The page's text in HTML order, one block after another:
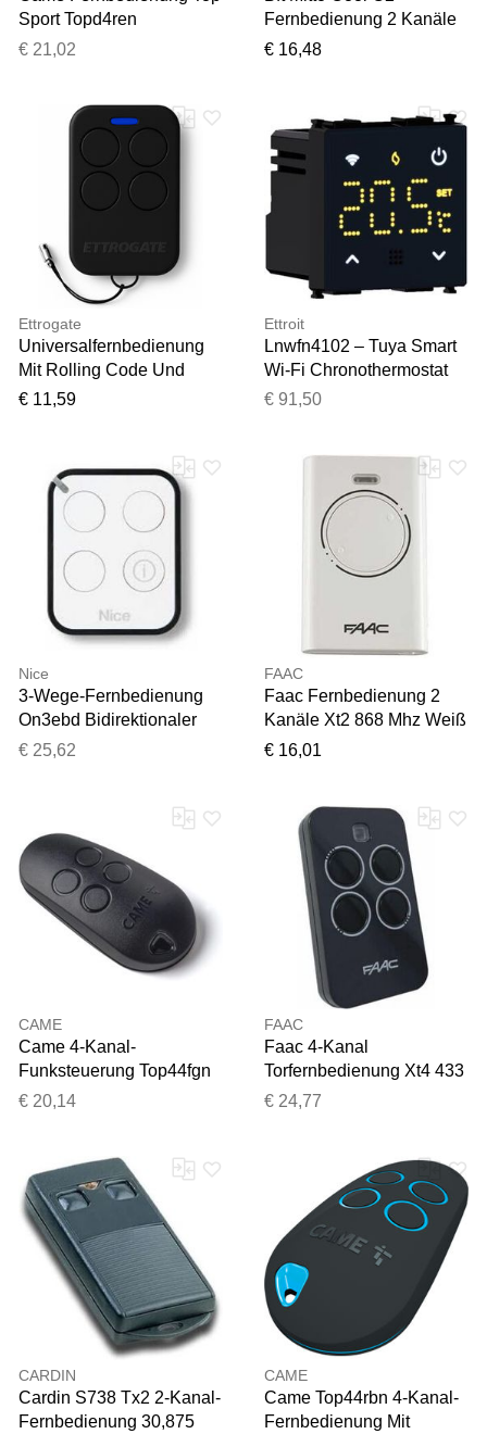
Sport Topd4ren
Doppelfrequenz 433/868
€ 21,02
Fernbedienung 2 Kanäle
Funksteuerung D112306
€ 16,48
Ettrogate
Universalfernbedienung
Mit Rolling Code Und
Festcode, Selbstlernend,
€ 11,59
Ettroit
Lnwfn4102 – Tuya Smart
Wi-Fi Chronothermostat
(Schwarz), Kompatibel Mit
€ 91,50
Nice
3-Wege-Fernbedienung
On3ebd Bidirektionaler
433-Mhz-Sender Mit
€ 25,62
FAAC
Faac Fernbedienung 2
Kanäle Xt2 868 Mhz Weiß
Rolling Code Sender Slh
€ 16,01
CAME
Came 4-Kanal-
Funksteuerung Top44fgn
Festcode-Fernbedienung
€ 20,14
FAAC
Faac 4-Kanal
Torfernbedienung Xt4 433
Rc - Neues Modell 2025
€ 24,77
CARDIN
Cardin S738 Tx2 2-Kanal-
Fernbedienung 30,875
CAME
Came Top44rbn 4-Kanal-
Fernbedienung Mit